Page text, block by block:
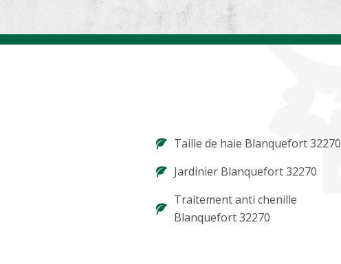
Taille de haie Blanquefort 32270
Jardinier Blanquefort 32270
Traitement anti chenille
Blanquefort 32270